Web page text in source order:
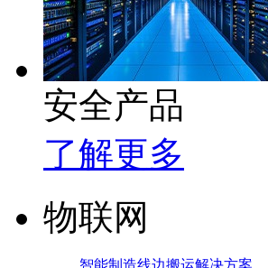
安全产品
了解更多
物联网
智能制造线边搬运解决方案